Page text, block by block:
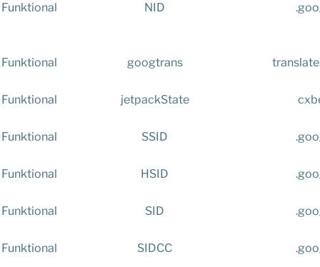
Funktional NID
Funktional googtrans
Funktional jetpackState
Funktional SSID
Funktional HSID
Funktional SID
Funktional SIDCC